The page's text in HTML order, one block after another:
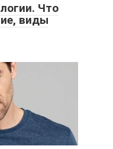
Что
виды